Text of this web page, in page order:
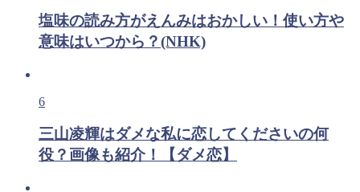
塩味の読み方がえんみはおかしい！使い方や
意味はいつから？(NHK)
6
三山凌輝はダメな私に恋してくださいの何
役？画像も紹介！【ダメ恋】